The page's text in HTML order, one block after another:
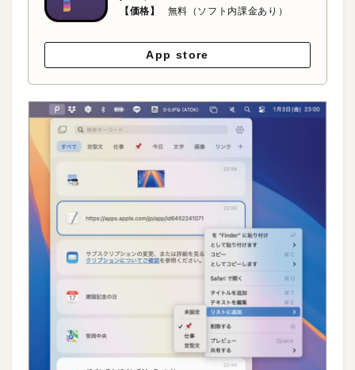
【価格】
無料（ソフト内課金あり）
App store